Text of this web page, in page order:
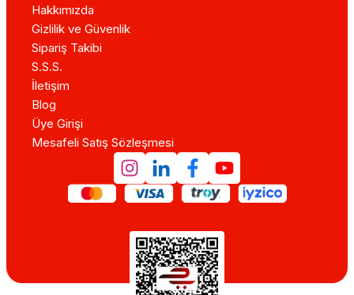
Hakkımızda
Gizlilik ve Güvenlik
Sipariş Takibi
S.S.S.
İletişim
Blog
Üye Girişi
Mesafeli Satış Sözleşmesi